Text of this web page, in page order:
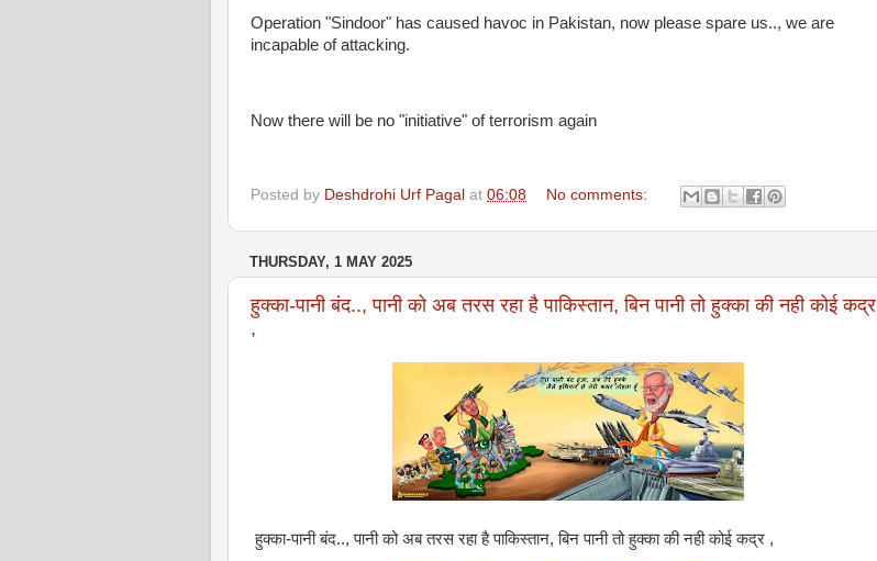
Operation "Sindoor" has caused havoc in Pakistan, now please spare us.., we are
incapable of attacking.
Now there will be no "initiative" of terrorism again
Posted by Deshdrohi Urf Pagal at 06:08 No comments:
THURSDAY, 1 MAY 2025
हुक्का-पानी बंद.., पानी को अब तरस रहा है पाकिस्तान, बिन पानी तो हुक्का की नही कोई कद्र
,
हुक्का-पानी बंद.., पानी को अब तरस रहा है पाकिस्तान, बिन पानी तो हुक्का की नही कोई कद्र ,